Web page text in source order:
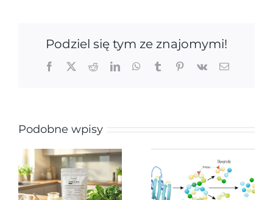
Podziel się tym ze znajomymi!
Facebook
X RedditLinkedInWhatsApp
TumblrPinterest
Vk Email
Podobne wpisy